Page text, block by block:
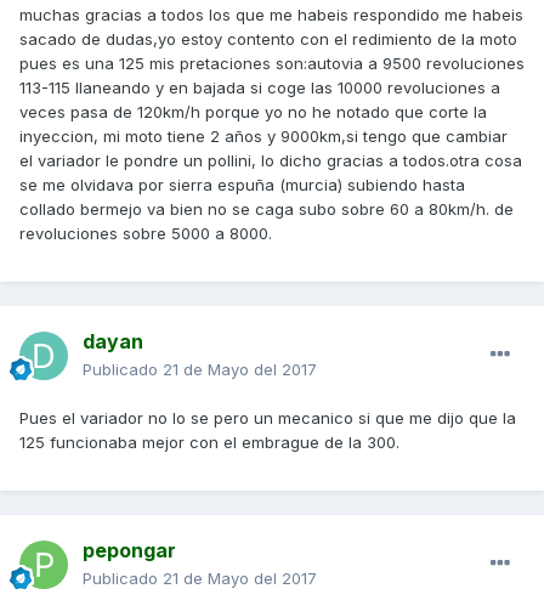
muchas gracias a todos los que me habeis respondido me habeis
sacado de dudas,yo estoy contento con el redimiento de la moto
pues es una 125 mis pretaciones son:autovia a 9500 revoluciones
113-115 llaneando y en bajada si coge las 10000 revoluciones a
veces pasa de 120km/h porque yo no he notado que corte la
inyeccion, mi moto tiene 2 años y 9000km,si tengo que cambiar
el variador le pondre un pollini, lo dicho gracias a todos.otra cosa
se me olvidava por sierra espuña (murcia) subiendo hasta
collado bermejo va bien no se caga subo sobre 60 a 80km/h. de
revoluciones sobre 5000 a 8000.
dayan
Publicado 21 de Mayo del 2017
Pues el variador no lo se pero un mecanico si que me dijo que la
125 funcionaba mejor con el embrague de la 300.
pepongar
Publicado 21 de Mayo del 2017